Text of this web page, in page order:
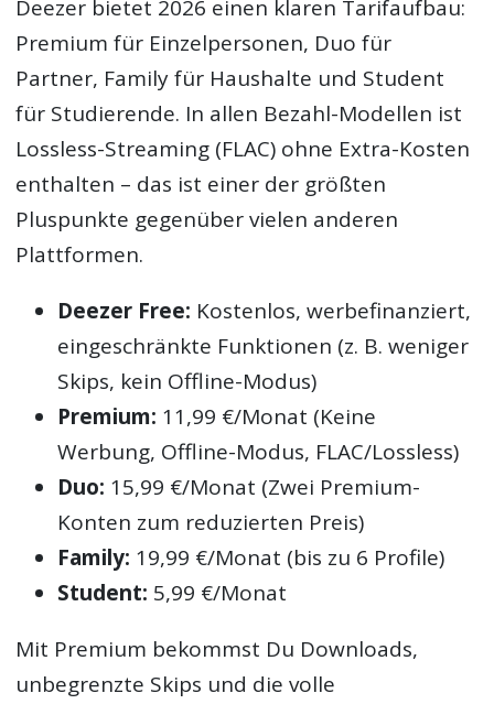
Deezer bietet 2026 einen klaren Tarifaufbau:
Premium für Einzelpersonen, Duo für
Partner, Family für Haushalte und Student
für Studierende. In allen Bezahl-Modellen ist
Lossless-Streaming (FLAC) ohne Extra-Kosten
enthalten – das ist einer der größten
Pluspunkte gegenüber vielen anderen
Plattformen.
Deezer Free: Kostenlos, werbefinanziert,
eingeschränkte Funktionen (z. B. weniger
Skips, kein Offline-Modus)
Premium: 11,99 €/Monat (Keine
Werbung, Offline-Modus, FLAC/Lossless)
Duo: 15,99 €/Monat (Zwei Premium-
Konten zum reduzierten Preis)
Family: 19,99 €/Monat (bis zu 6 Profile)
Student: 5,99 €/Monat
Mit Premium bekommst Du Downloads,
unbegrenzte Skips und die volle